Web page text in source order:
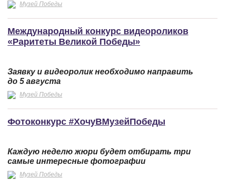
Музей Победы
Международный конкурс видеороликов
«Раритеты Великой Победы»
Заявку и видеоролик необходимо направить
до 5 августа
Музей Победы
Фотоконкурс #ХочуВМузейПобеды
Каждую неделю жюри будет отбирать три
самые интересные фотографии
Музей Победы